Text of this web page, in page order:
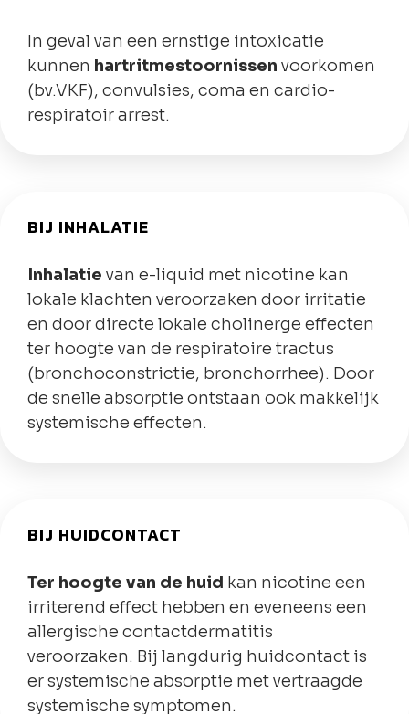
In geval van een ernstige intoxicatie
kunnen hartritmestoornissen voorkomen
(bv.VKF), convulsies, coma en cardio-
respiratoir arrest.
BIJ INHALATIE
Inhalatie van e-liquid met nicotine kan
lokale klachten veroorzaken door irritatie
en door directe lokale cholinerge effecten
ter hoogte van de respiratoire tractus
(bronchoconstrictie, bronchorrhee). Door
de snelle absorptie ontstaan ook makkelijk
systemische effecten.
BIJ HUIDCONTACT
Ter hoogte van de huid kan nicotine een
irriterend effect hebben en eveneens een
allergische contactdermatitis
veroorzaken. Bij langdurig huidcontact is
er systemische absorptie met vertraagde
systemische symptomen.